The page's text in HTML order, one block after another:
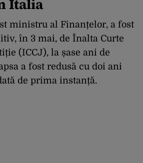
Italia
ministru al Finanțelor, a fost
în 3 mai, de Înalta Curte
(ICCJ), la șase ani de
a fost redusă cu doi ani
de prima instanță.